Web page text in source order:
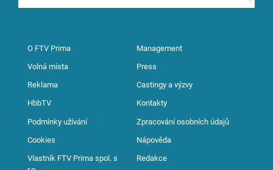
O FTV Prima Management
Volná místa Press
Reklama Castingy a výzvy
HbbTV Kontakty
Podmínky užívání Zpracování osobních údajů
Cookies Nápověda
Vlastník FTV Prima spol. s
Redakce